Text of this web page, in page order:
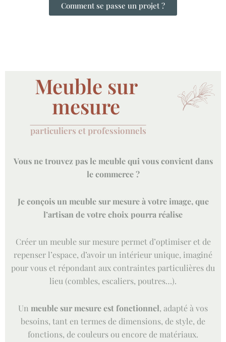
Comment se passe un projet ?
Meuble sur
mesure
particuliers et professionnels
Vous ne trouvez pas le meuble qui vous convient dans
le commerce ?
Je conçois un meuble sur mesure à votre image, que
l’artisan de votre choix pourra réalise
Créer un meuble sur mesure permet d’optimiser et de
repenser l’espace, d’avoir un intérieur unique, imaginé
pour vous et répondant aux contraintes particulières du
lieu (combles, escaliers, poutres…).
Un meuble sur mesure est fonctionnel, adapté à vos
besoins, tant en termes de dimensions, de style, de
fonctions, de couleurs ou encore de matériaux.